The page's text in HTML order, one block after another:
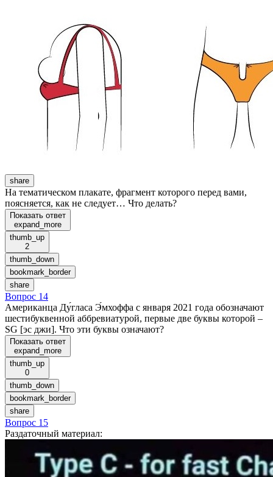
share
На тематическом плакате, фрагмент которого перед вами,
поясняется, как не следует… Что делать?
Показать ответ
expand_more
thumb_up
2
thumb_down
bookmark_border
share
Вопрос 14
Американца Ду́гласа Э́мхоффа с января 2021 года обозначают
шестибуквенной аббревиатурой, первые две буквы которой –
SG [эс джи]. Что эти буквы означают?
Показать ответ
expand_more
thumb_up
0
thumb_down
bookmark_border
share
Вопрос 15
Раздаточный материал: